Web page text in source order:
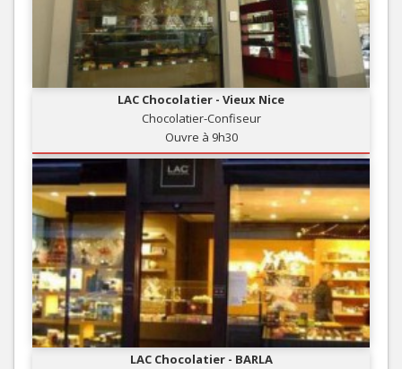
LAC Chocolatier - Vieux Nice
Chocolatier-Confiseur
Ouvre à 9h30
LAC Chocolatier - BARLA